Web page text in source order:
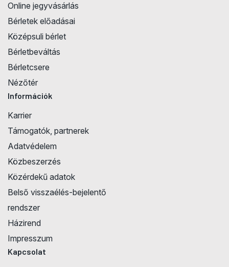
Online jegyvásárlás
Bérletek előadásai
Középsuli bérlet
Bérletbeváltás
Bérletcsere
Nézőtér
Információk
Karrier
Támogatók, partnerek
Adatvédelem
Közbeszerzés
Közérdekű adatok
Belső visszaélés-bejelentő
rendszer
Házirend
Impresszum
Kapcsolat